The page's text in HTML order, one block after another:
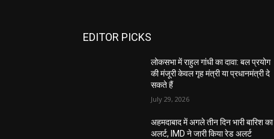
EDITOR PICKS
लोकसभा में राहुल गांधी का दावा: बल प्रयोग
की मंजूरी केवल गृह मंत्री या प्रधानमंत्री दे
सकते हैं
July 29, 2026
अहमदाबाद में अगले तीन दिन भारी बारिश का
अलर्ट, IMD ने जारी किया रेड अलर्ट